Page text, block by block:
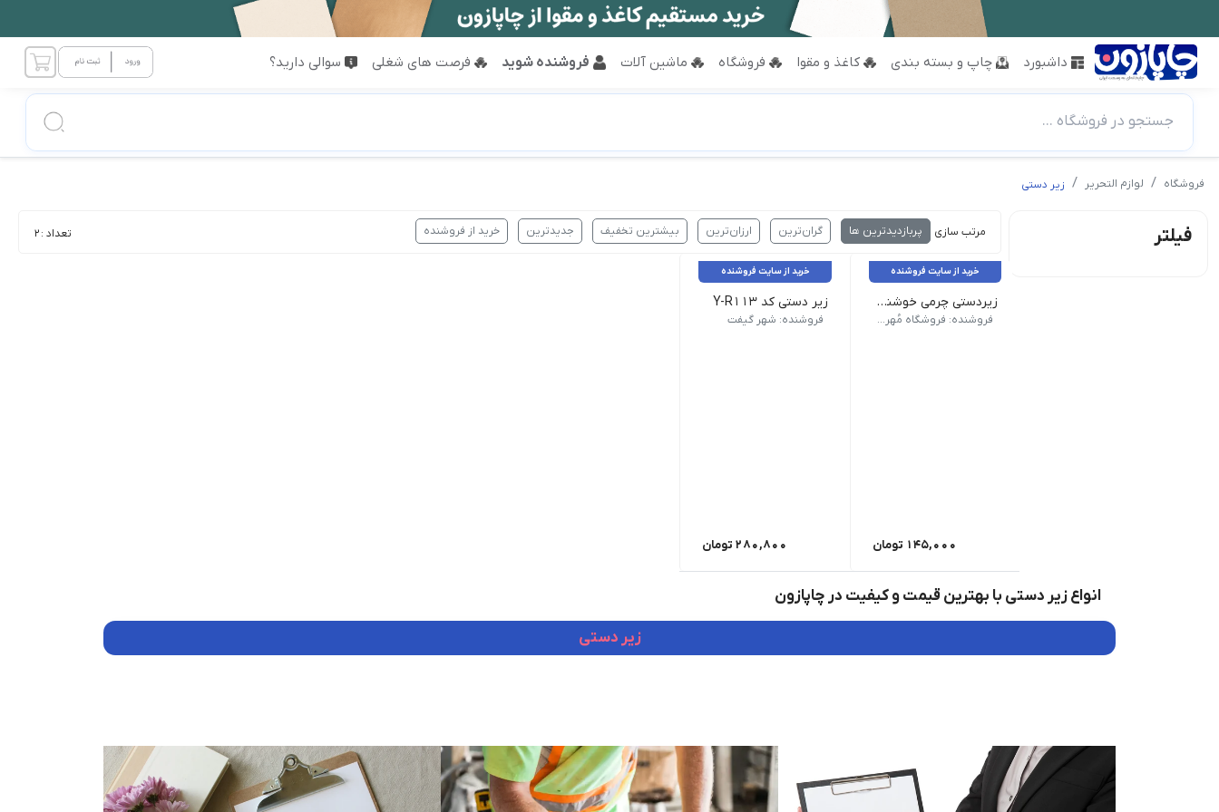
داشبورد چاپ و بسته بندی کاغذ و مقوا فروشگاه ماشین آلات فروشنده شوید فرصت های شغلی سوالی دارید؟
جستجو در فروشگاه ...
فروشگاه لوازم التحریر زیر دستی
فیلتر مرتب سازی : پربازدیدترین ها گران‌ترین ارزان‌ترین بیشترین تخفیف جدیدترین خرید از فروشنده تعداد :2
خرید از سایت فروشنده
زیردستی چرمی خوشنویسی ورنی (بدون مقوا) 33*49
دسته: ابزار و لوازم خوشنویسی و خطاطی, ابزار و ملزومات خوشنویسی با خودکار, زیردستی خوشنویسی, فروش ویژه جنس : چرم مصنوعی ورنی | ابعاد تقریبی : 49*33 سانتی متر | مناسب برای: خطاطی و خوشنویسی با خودکار و … قیمت درج شده شامل هزینه ساخت می باشد (فقط محصولات قابل ساخت)
فروشنده: فروشگاه مُهر موعود
145,000 تومان
خرید از سایت فروشنده
زیر دستی کد Y-R113
ابعاد 1405*21.5 سانتی متر | تعداد برگ 60 برگ | نوع صحافی چسبی | نوع جلد چرم
فروشنده: شهر گیفت
280,800 تومان
انواع زیر دستی با بهترین قیمت و کیفیت در چاپازون
زیر دستی